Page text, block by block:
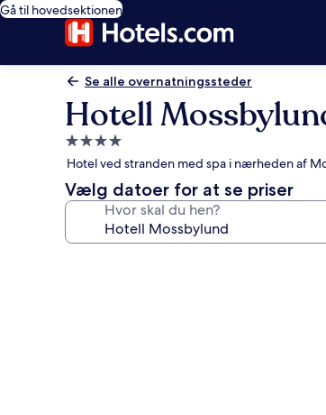
Gå til hovedsektionen
Se alle overnatningssteder
Hotell
4.0-
stjernet
overnatningssted
Hotel ved stranden med spa i nærheden af
Vælg datoer for at se priser
Hvor skal du hen?